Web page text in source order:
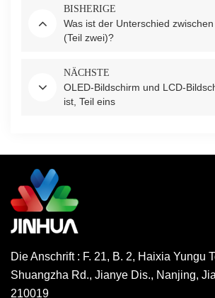
BISHERIGE
Was ist der Unterschied
(Teil zwei)?
NÄCHSTE
OLED-Bildschirm und LCD-
ist, Teil eins
Die Anschrift : F. 21, B. 2, Haixia Yungu
Shuangzha Rd., Jianye Dis., Nanjing,
210019